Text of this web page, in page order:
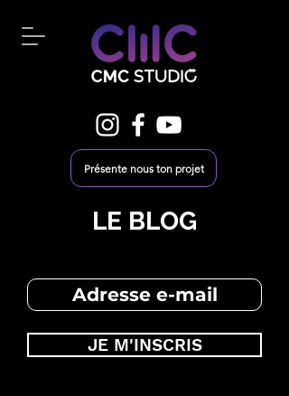
Présente nous ton projet
LE BLOG
JE M'INSCRIS